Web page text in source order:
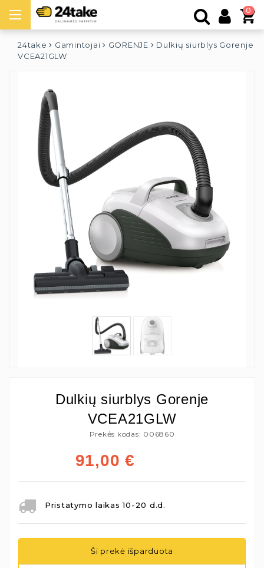
0
24take Gamintojai GORENJE
Dulkių siurblys Gorenje
VCEA21GLW
Dulkių siurblys Gorenje
VCEA21GLW
Prekės kodas: 006860
91,00 €
Pristatymo laikas 10-20 d.d.
Ši prekė išparduota